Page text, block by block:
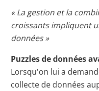
« La gestion et la
croissants impliquent
données »
Puzzles de données
Lorsqu'on lui a
collecte de données